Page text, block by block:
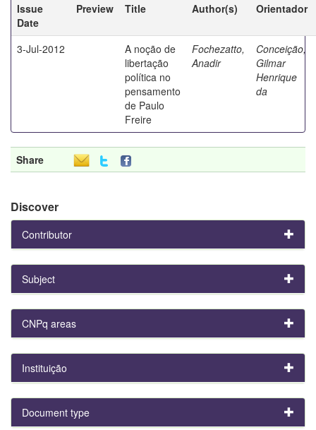
Issue
Date
Preview Title Author(s) Orientador
3-Jul-2012
A noção de
libertação
política no
pensamento
de Paulo
Freire
Fochezatto,
Anadir
Conceição,
Gilmar
Henrique
da
Share
Discover
Contributor
Subject
CNPq areas
Instituição
Document type